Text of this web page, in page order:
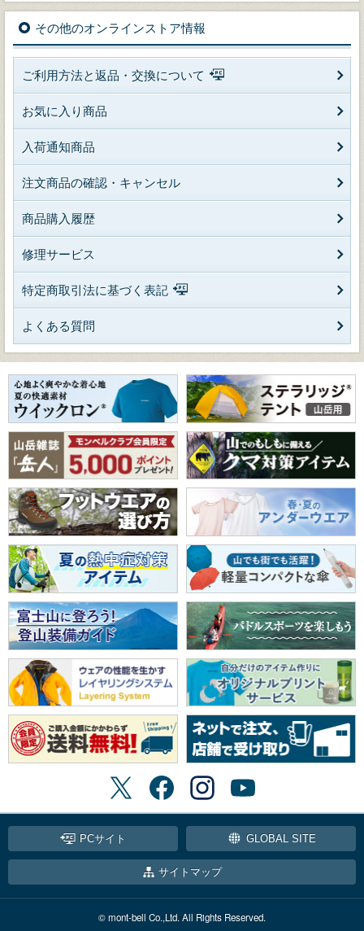
その他のオンラインストア情報
ご利用方法と返品・交換について
お気に入り商品
入荷通知商品
注文商品の確認・キャンセル
商品購入履歴
修理サービス
特定商取引法に基づく表記
よくある質問
PCサイト GLOBAL SITE
サイトマップ
© mont-bell Co.,Ltd. All Rights Reserved.